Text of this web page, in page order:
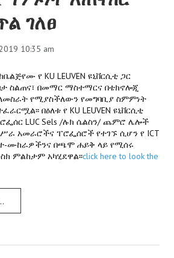
ገለፀ
10:35 am
የ KU LEUVEN ዩኒቨርሲቲ ጋር
ስልጠና፣ በመማር ማስተማርና በቴክኖሎጂ
የሚያስችለውን የመግባቢያ ስምምነት
በዕለቱ የ KU LEUVEN ዩኒቨርሲቲ
LUC Sels /ሉክ ሴልስን/ ጨምሮ ሌሎች
አመራሮችና ፐሮፌሰሮች የተገኙ ሲሆን የ ICT
ሙከራዎችንና በጫሞ ሐይቅ ላይ የሚሰሩ
ምልከታም አካሂደዋል፡፡click here to look the